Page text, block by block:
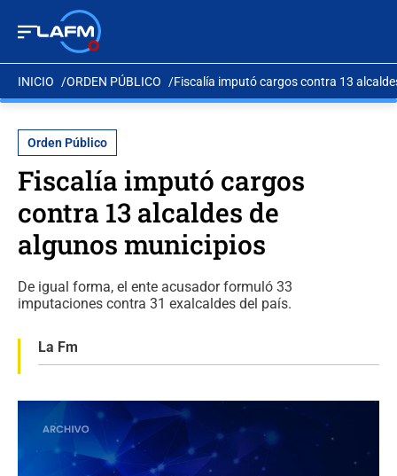
INICIO ORDEN PÚBLICO Fiscalía imputó cargos contra 13
Orden Público
Fiscalía imputó cargos
contra 13 alcaldes de
algunos municipios
De igual forma, el ente acusador formuló 33
imputaciones contra 31 exalcaldes del país.
La Fm